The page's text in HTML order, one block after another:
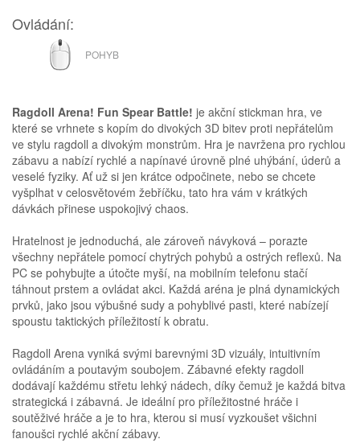
Ovládání:
MYŠ
POHYB
Ragdoll Arena! Fun Spear Battle! je akční stickman hra, ve
které se vrhnete s kopím do divokých 3D bitev proti nepřátelům
ve stylu ragdoll a divokým monstrům. Hra je navržena pro rychlou
zábavu a nabízí rychlé a napínavé úrovně plné uhýbání, úderů a
veselé fyziky. Ať už si jen krátce odpočinete, nebo se chcete
vyšplhat v celosvětovém žebříčku, tato hra vám v krátkých
dávkách přinese uspokojivý chaos.
Hratelnost je jednoduchá, ale zároveň návyková – porazte
všechny nepřátele pomocí chytrých pohybů a ostrých reflexů. Na
PC se pohybujte a útočte myší, na mobilním telefonu stačí
táhnout prstem a ovládat akci. Každá aréna je plná dynamických
prvků, jako jsou výbušné sudy a pohyblivé pasti, které nabízejí
spoustu taktických příležitostí k obratu.
Ragdoll Arena vyniká svými barevnými 3D vizuály, intuitivním
ovládáním a poutavým soubojem. Zábavné efekty ragdoll
dodávají každému střetu lehký nádech, díky čemuž je každá bitva
strategická i zábavná. Je ideální pro příležitostné hráče i
soutěživé hráče a je to hra, kterou si musí vyzkoušet všichni
fanoušci rychlé akční zábavy.